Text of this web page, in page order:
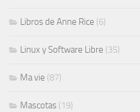
Libros de Anne Rice (6)
Linux y Software Libre (35)
Ma vie (87)
Mascotas (19)